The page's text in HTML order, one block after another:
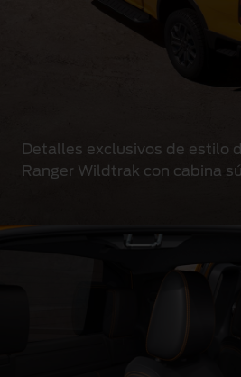
Detalles exclusivos de estilo
Ranger Wildtrak con cabina